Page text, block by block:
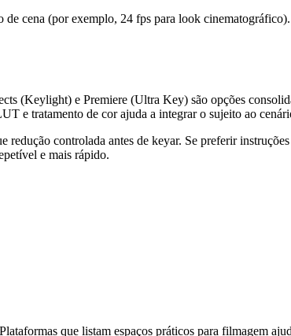
cena (por exemplo, 24 fps para look
(Keylight) e Premiere (Ultra Key) são opções
e tratamento de cor ajuda a integrar o sujeito ao
controlada antes de keyar. Se preferir
e mais rápido.
que listam espaços práticos para filmagem